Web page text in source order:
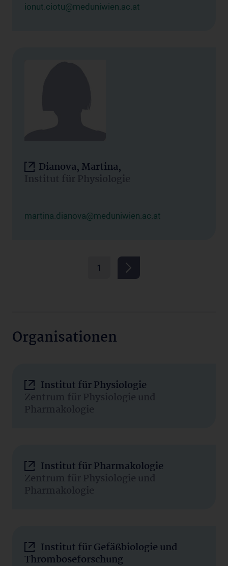
ionut.ciotu@meduniwien.ac.at
Dianova, Martina,
Institut für Physiologie
martina.dianova@meduniwien.ac.at
1
Organisationen
Institut für Physiologie
Zentrum für Physiologie und
Pharmakologie
Institut für Pharmakologie
Zentrum für Physiologie und
Pharmakologie
Institut für Gefäßbiologie und
Thromboseforschung